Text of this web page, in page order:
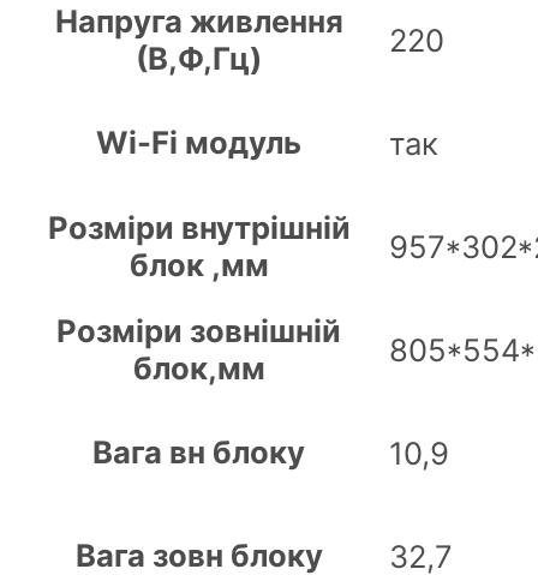
Напруга живлення
(В,Ф,Гц)
220
Wi-Fi модуль так
Розміри внутрішній
блок ,мм
Розміри зовнішній
блок,мм
Вага вн блоку 10,9
Вага зовн блоку 32,7